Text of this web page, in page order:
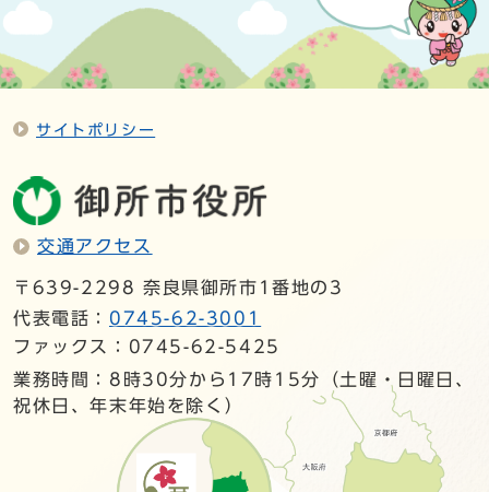
サイトポリシー
交通アクセス
〒639-2298 奈良県御所市1番地の3
代表電話： 0745-62-3001
ファックス：0745-62-5425
業務時間：8時30分から17時15分（土曜・日曜日、
祝休日、年末年始を除く）